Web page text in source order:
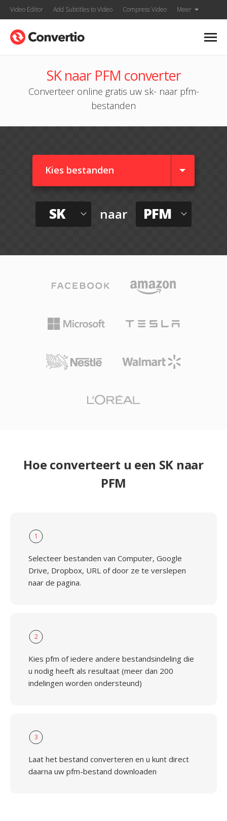
Video Editor Add Subtitles to Video Compress Video Meer
SK naar PFM converter
Converteer online gratis uw sk- naar pfm-
bestanden
Kies bestanden
SK naar PFM
Hoe converteert u een SK naar
PFM
1
Selecteer bestanden van Computer, Google
Drive, Dropbox, URL of door ze te verslepen
naar de pagina.
2
Kies pfm of iedere andere bestandsindeling die
u nodig heeft als resultaat (meer dan 200
indelingen worden ondersteund)
3
Laat het bestand converteren en u kunt direct
daarna uw pfm-bestand downloaden